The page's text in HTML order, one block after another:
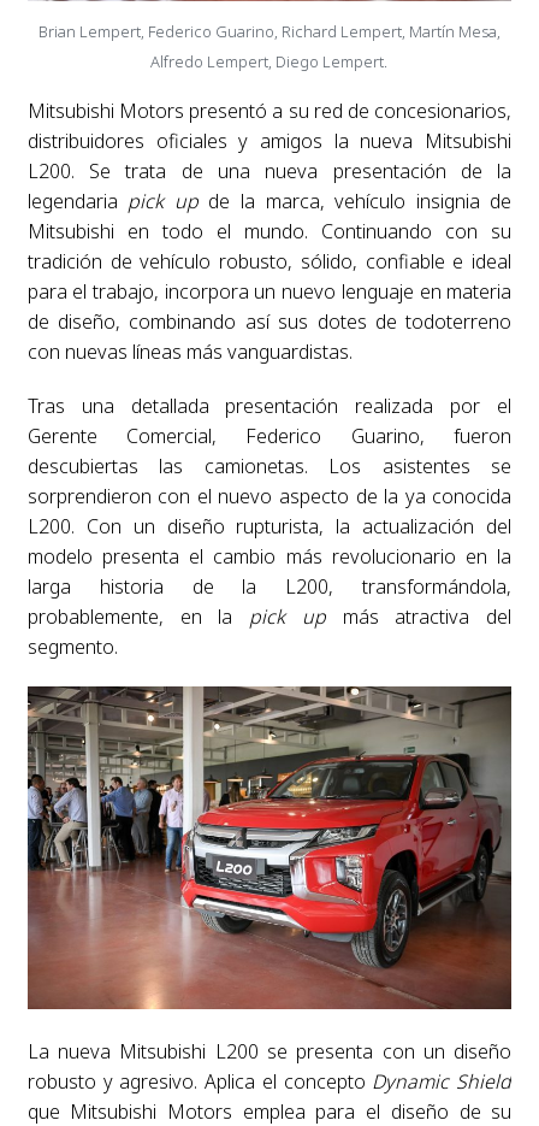
Brian Lempert, Federico Guarino, Richard Lempert, Martín Mesa,
Alfredo Lempert, Diego Lempert.
Mitsubishi Motors presentó a su red de concesionarios,
distribuidores oficiales y amigos la nueva Mitsubishi
L200. Se trata de una nueva presentación de la
legendaria pick upde la marca, vehículo insignia de
Mitsubishi en todo el mundo. Continuando con su
tradición de vehículo robusto, sólido, confiable e ideal
para el trabajo, incorpora un nuevo lenguaje en materia
de diseño, combinando así sus dotes de todoterreno
con nuevas líneas más vanguardistas.
Tras una detallada presentación realizada por el
Gerente Comercial, Federico Guarino, fueron
descubiertas las camionetas. Los asistentes se
sorprendieron con el nuevo aspecto de la ya conocida
L200. Con un diseño rupturista, la actualización del
modelo presenta el cambio más revolucionario en la
larga historia de la L200, transformándola,
probablemente, en la pick upmás atractiva del
segmento.
La nueva Mitsubishi L200 se presenta con un diseño
robusto y agresivo. Aplica el concepto Dynamic Shield
que Mitsubishi Motors emplea para el diseño de su